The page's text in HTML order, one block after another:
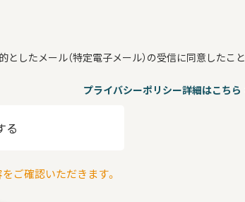
したメール（特定電子メール）の受信に同意したこと
プライバシーポリシー詳細はこちら
る
ご確認いただきます。